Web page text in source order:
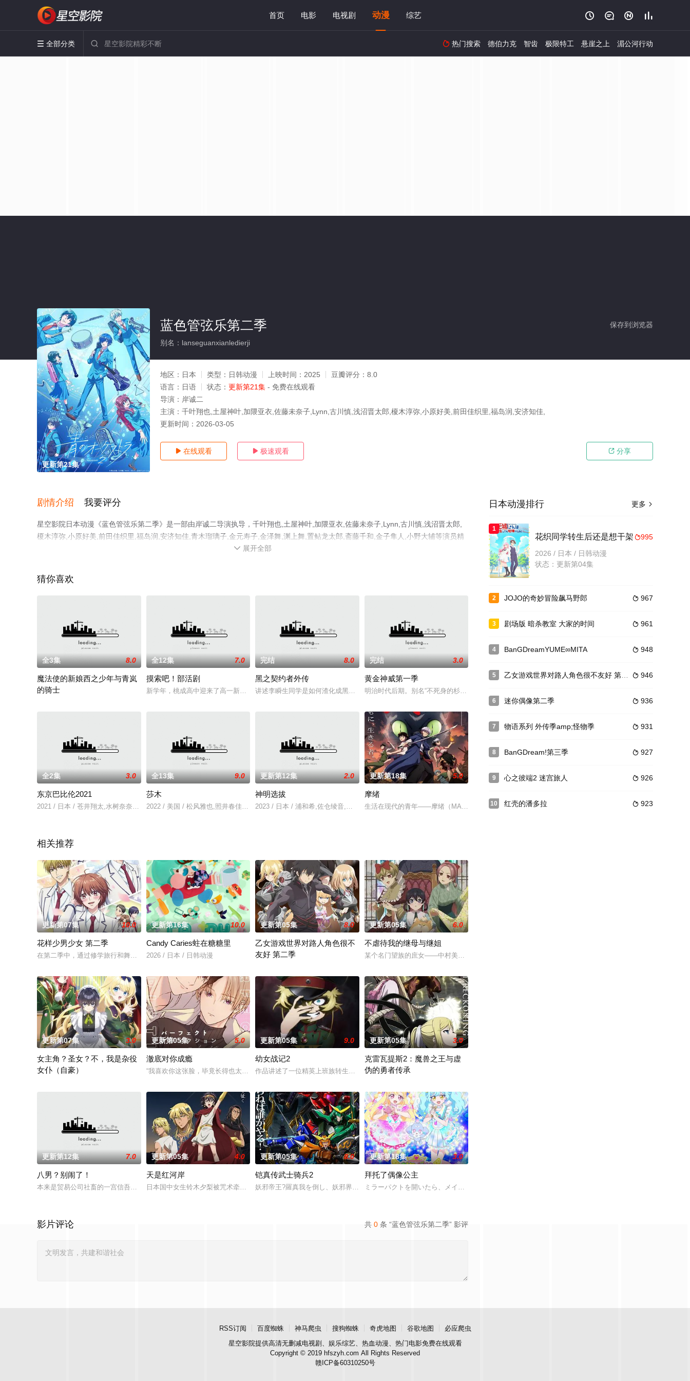
首页 电影 电视剧 动漫 综艺    
 全部分类   热门搜索 德伯力克 智齿 极限特工 悬崖之上 湄公河行动
更新第21集
保存到浏览器
蓝色管弦乐第二季
别名：lanseguanxianledierji
地区： 日本 类型： 日韩动漫 上映时间： 2025 豆瓣评分： 8.0
语言： 日语 状态： 更新第21集 - 免费在线观看
导演： 岸诚二
主演： 千叶翔也,土屋神叶,加隈亚衣,佐藤未奈子,Lynn,古川慎,浅沼晋太郎,榎木淳弥,小原好美,前田佳织里,福岛润,安济知佳,
更新时间： 2026-03-05
 在线观看  极速观看  分享
剧情介绍 我要评分
星空影院日本动漫《蓝色管弦乐第二季》是一部由岸诚二导演执导，千叶翔也,土屋神叶,加隈亚衣,佐藤未奈子,Lynn,古川慎,浅沼晋太郎,
榎木淳弥,小原好美,前田佳织里,福岛润,安济知佳,青木瑠璃子,金元寿子,金泽舞,渊上舞,置鲇龙太郎,斋藤千和,金子隼人,小野大辅等演员精
彩演绎的日本动漫，免费观看高清未删减完整版动漫全集就来星空电影网，更多剧情信息可移步至豆瓣动漫、电视猫或剧情网等平台了
 展开全部
猜你喜欢
全3集 8.0
魔法使的新娘西之少年与青岚
的骑士
全12集 7.0
摸索吧！部活剧
新学年，桃成高中迎来了高一新生，各个社团纷纷摆出摊位，招揽新丁。这喧嚣的校园一角，一个颇有些奇怪的社团
完结 8.0
黑之契约者外传
讲述李瞬生同学是如何渣化成黑叔以及与银在空白两年间不得不说的故事
完结 3.0
黄金神威第一季
明治时代后期。别名“不死身的杉元”的日俄战争英雄·杉元佐一，为了某个目的而前往能够发大财的北海道。在
全2集 3.0
东京巴比伦2021
2021 / 日本 / 苍井翔太,水树奈奈,梅原裕一郎
全13集 9.0
莎木
2022 / 美国 / 松风雅也,照井春佳,子安武人
更新第12集 2.0
神明选拔
2023 / 日本 / 浦和希,佐仓绫音,松本沙罗,内田修一,阿部菜摘子,梶原岳人,楠木灯,菲鲁兹·蓝,新祐树
更新第18集 5.0
摩绪
生活在现代的青年——摩绪（MAO）。因"诅咒"而存活了 900 年的神秘阴阳师。生
相关推荐
更新第07集 10.0
花样少男少女 第二季
在第二季中，通过修学旅行和舞会等在原作中广受欢迎的篇章，细腻地描绘了瑞稀、佐野、中津三人之间的情感发展
更新第16集 10.0
Candy Caries蛀在糖糖里
2026 / 日本 / 日韩动漫
更新第05集 8.0
乙女游戏世界对路人角色很不
友好 第二季
更新第05集 6.0
不虐待我的继母与继姐
某个名门望族的庶女——中村美冶，原本与母亲两人过着虽清贫却幸福的生活。然而有一天，她深爱的母亲去
更新第07集 3.0
女主角？圣女？不，我是杂役
女仆（自豪）
更新第05集 5.0
澈底对你成瘾
“我喜欢你这张脸，毕竟长得也太好看了吧。” 明仁是个颜控、私生活风流不羁的大学生，偏偏看不顺眼长相貌美
更新第05集 9.0
幼女战记2
作品讲述了一位精英上班族转生至战火纷飞的异世界，成为少女谭雅·提古雷查夫，并凭借前世的理智与知识在帝国
更新第05集 3.0
克雷瓦提斯2：魔兽之王与虚
伪的勇者传承
更新第12集 7.0
八男？别闹了！
本来是贸易公司社畜的一宫信吾，在一觉醒来之后竟然发现自己转生来到了异世界，成为了贫穷贵族家最小的孩子威
更新第05集 4.0
天是红河岸
日本国中女生铃木夕梨被咒术牵引至纪元前的赫梯帝国，并长期遭受娜姬雅王后的追杀，目的在于以她为祭品咒杀凯
更新第05集 8.0
铠真传武士骑兵2
妖邪帝王?羅真我を倒し、妖邪界の侵攻から東京を救って 3 ヶ月――。復興が進む街並みに人々は再び訪れた
更新第18集 3.0
拜托了偶像公主
ミラーパクトを開いたら、メイクとコーデでオシャレな私に大変身！それがアイドルプリンセス?アイプリ！
共 0 条 “蓝色管弦乐第二季” 影评
影片评论
更多 
日本动漫排行
1
995
花织同学转生后还是想干架
2026 / 日本 / 日韩动漫
状态：更新第04集
2  967
JOJO的奇妙冒险飙马野郎
3  961
剧场版 暗杀教室 大家的时间
4  948
BanGDreamYUME∞MITA
5  946
乙女游戏世界对路人角色很不友好 第二季
6  936
迷你偶像第二季
7  931
物语系列 外传季amp;怪物季
8  927
BanGDream!第三季
9  926
心之彼端2 迷宫旅人
10  923
红壳的潘多拉
RSS订阅 百度蜘蛛 神马爬虫 搜狗蜘蛛 奇虎地图 谷歌地图
必应爬虫
星空影院提供高清无删减电视剧、娱乐综艺、热血动漫、热门电影免费在线观看
Copyright © 2019 hfszyh.com All Rights Reserved
赣ICP备60310250号